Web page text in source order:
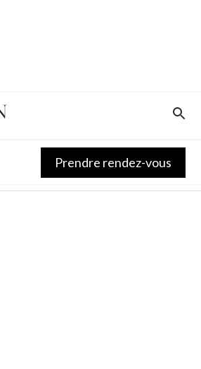
Prendre rendez-vous
rendez-vous